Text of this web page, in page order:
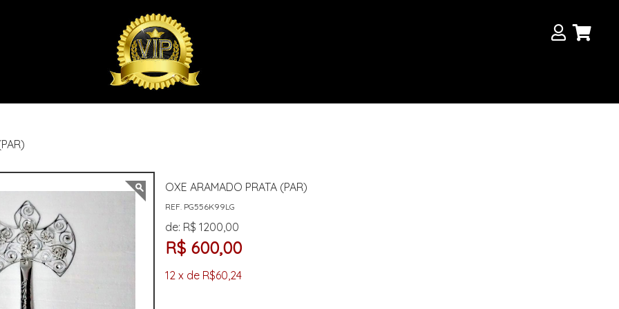
OXE ARAMADO PRATA (PAR)
REF. PG556K99LG
de: R$ 1200,00
R$ 600,00
12 x de R$60,24